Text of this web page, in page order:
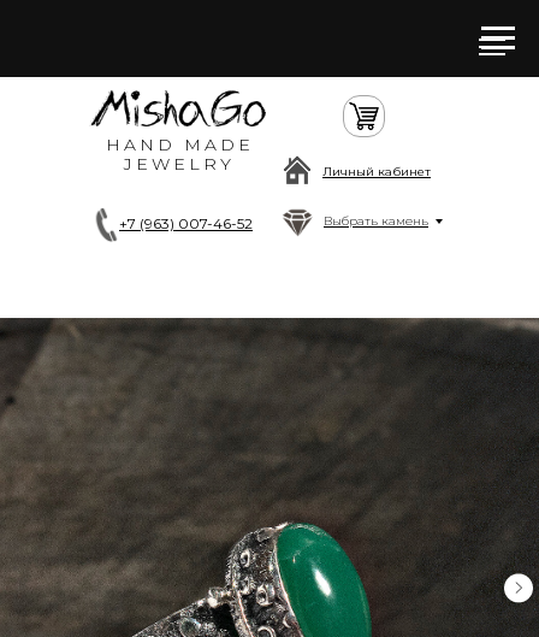
HAND MADE
JEWELRY
+7 (963) 007-46-52 Выбрать камень
Личный кабинет